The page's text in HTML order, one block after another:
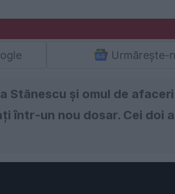
Urmărește-
Stănescu şi omul de
într-un nou dosar. Cei doi